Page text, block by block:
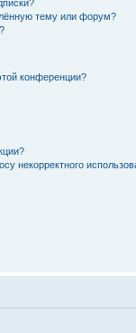
тему или форум?
конференции?
некорректного